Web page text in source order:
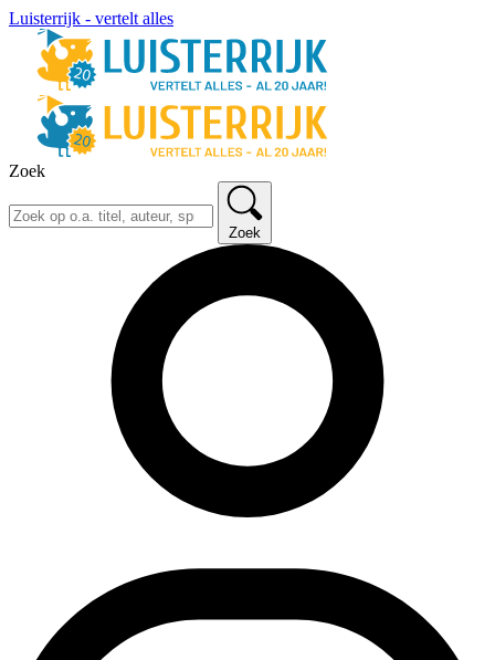
Luisterrijk - vertelt alles
Zoek
Zoek